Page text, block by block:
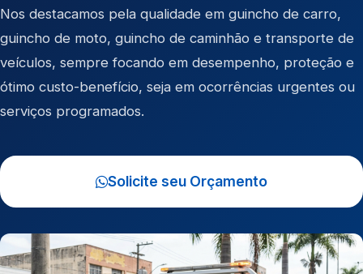
Nos destacamos pela qualidade em guincho de carro,
guincho de moto, guincho de caminhão e transporte de
veículos, sempre focando em desempenho, proteção e
ótimo custo-benefício, seja em ocorrências urgentes ou
serviços programados.
Solicite seu Orçamento